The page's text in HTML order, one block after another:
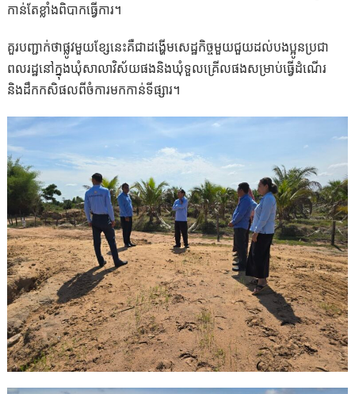
កាន់តែខ្លាំងពិបាកធ្វើការ។
គួរបញ្ជាក់ថាផ្លូវមួយខ្សែនេះគឺជាដង្ហើមសេដ្ឋកិច្ចមួយជួយដល់បងប្អូនប្រជា
ពលរដ្ឋនៅក្នុងឃុំសាលាវិស័យផងនិងឃុំទួលគ្រើលផងសម្រាប់ធ្វើដំណើរ
និងដឹកកសិផលពីចំការមកកាន់ទីផ្សារ។